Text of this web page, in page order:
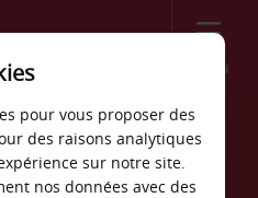
Menu
pour vous proposer des
des raisons analytiques
sur notre site.
nos données avec des